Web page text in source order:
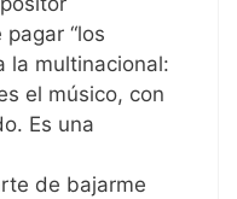
“los
la multinacional:
el músico, con
Es una
de bajarme